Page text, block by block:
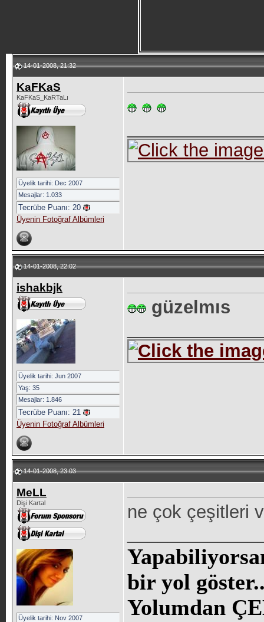
14-01-2008, 21:32
KaFKaS
KaFKaS_KaRTaLı
Üyelik tarihi: Dec 2007
Mesajlar: 1.033
Tecrübe Puanı: 20
Üyenin Fotoğraf Albümleri
14-01-2008, 22:02
ishakbjk
Üyelik tarihi: Jun 2007
Yaş: 35
Mesajlar: 1.846
Tecrübe Puanı: 21
Üyenin Fotoğraf Albümleri
güzelmıs
14-01-2008, 23:03
MeLL
Dişi Kartal
Üyelik tarihi: Nov 2007
ne çok çeşitleri
bir yol
Yolumdan